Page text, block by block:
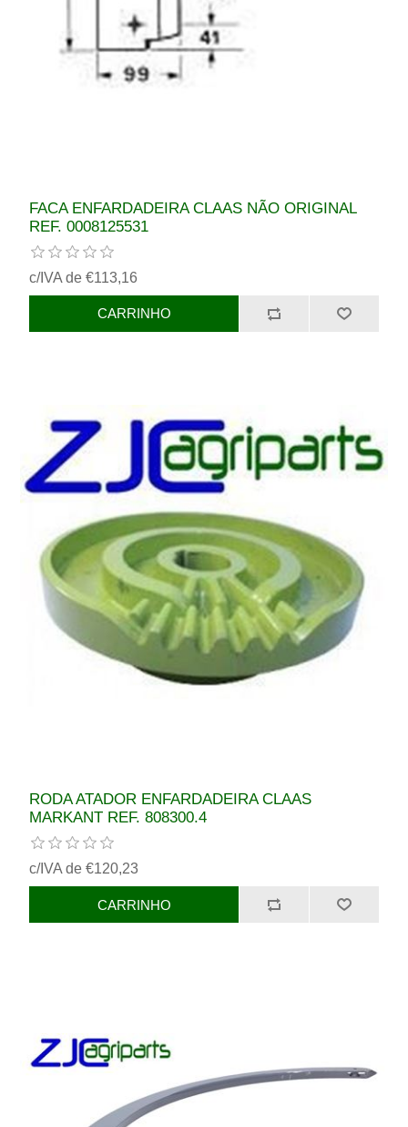
FACA ENFARDADEIRA CLAAS NÃO ORIGINAL
REF. 0008125531
c/IVA de €113,16
RODA ATADOR ENFARDADEIRA CLAAS
MARKANT REF. 808300.4
c/IVA de €120,23